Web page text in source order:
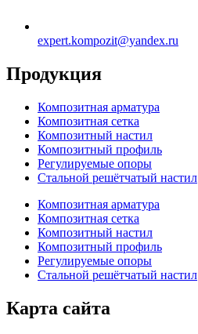
expert.kompozit@yandex.ru
Продукция
Композитная арматура
Композитная сетка
Композитный настил
Композитный профиль
Регулируемые опоры
Стальной решётчатый настил
Композитная арматура
Композитная сетка
Композитный настил
Композитный профиль
Регулируемые опоры
Стальной решётчатый настил
Карта сайта